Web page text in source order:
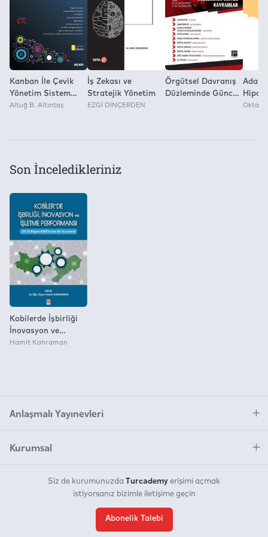
3.3. Araştırmanın Sınırlılıkları 3.4. Araştırmanın
Metodolojisi 3.5. Araştırma Verilerinin Analizi ve
Bulgular
Kanban İle Çevik
Yönetim Sistem
Düşüncesiyle
Sağlamak
Altuğ B. Altıntaş
İş Zekası ve
Stratejik Yönetim
EZGİ DİNÇERDEN
Örgütsel Davranış
Düzleminde Güncel
Oktay
Son İnceledikleriniz
Kobilerde İşbirliği
İnovasyon ve
İşletme
Hamit Kahraman
Anlaşmalı Yayınevleri
Kurumsal
Siz de kurumunuzda Turcademy erişimi açmak
istiyorsanız bizimle iletişime geçin
Abonelik Talebi